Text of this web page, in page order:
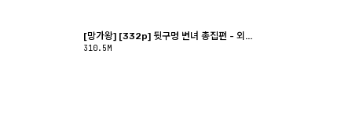
[망가왕] [332p] 뒷구멍 변녀 총집편 - 외...
310.5M